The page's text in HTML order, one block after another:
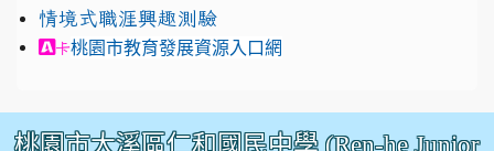
情境式職涯興趣測驗
link to https://exam.career.ntnu.edu.tw/cit/
卡桃園市教育發展資源入口網
桃園市大溪區仁和國民中學 (Ren-he Junior